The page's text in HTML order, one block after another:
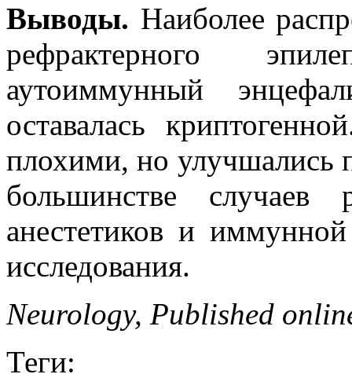
Выводы. Наиболее
рефрактерного
аутоиммунный
оставалась
плохими, но улучшались
большинстве случаев
анестетиков и
исследования.
Neurology, Published
Теги: